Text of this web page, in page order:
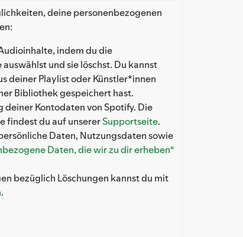
deine personenbezogenen
indem du die
und sie löschst. Du kannst
deiner Playlist oder Künstler*innen
Bibliothek gespeichert hast.
deiner Kontodaten von Spotify. Die
findest du auf unsererSupportseite.
Daten, Nutzungsdaten sowie
Daten, die wir zu dir erheben“
bezüglich Löschungen kannst du mit
.